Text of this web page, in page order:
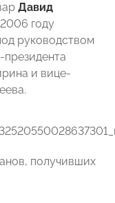
Давид
году
руководством
и вице-
получивших